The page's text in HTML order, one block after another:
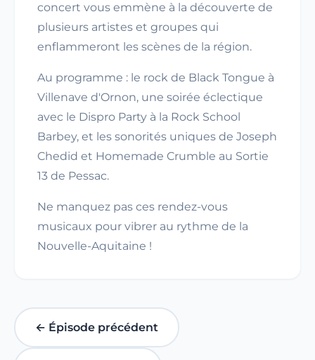
concert vous emmène à la découverte de
plusieurs artistes et groupes qui
enflammeront les scènes de la région.
Au programme : le rock de Black Tongue à
Villenave d'Ornon, une soirée éclectique
avec le Dispro Party à la Rock School
Barbey, et les sonorités uniques de Joseph
Chedid et Homemade Crumble au Sortie
13 de Pessac.
Ne manquez pas ces rendez-vous
musicaux pour vibrer au rythme de la
Nouvelle-Aquitaine !
← Épisode précédent